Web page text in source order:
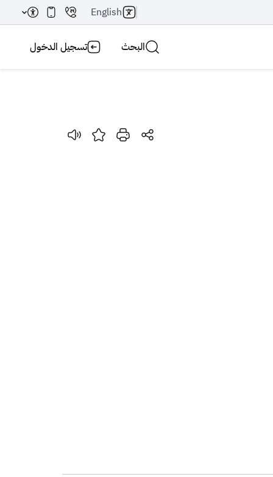
English
البحث تسجيل الدخول